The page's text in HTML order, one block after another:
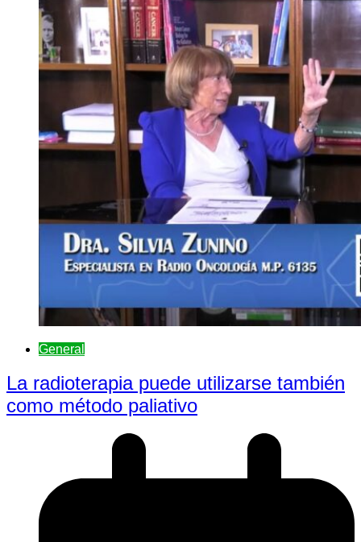
General
La radioterapia puede utilizarse también
como método paliativo